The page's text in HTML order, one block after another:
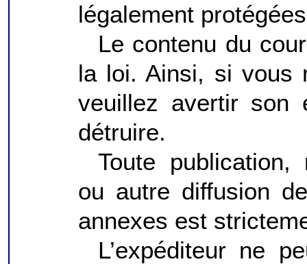
légalement
Le contenu du
la loi. Ainsi, si vous
veuillez avertir son
détruire.
Toute publication,
ou autre diffusion
annexes est
L’expéditeur ne